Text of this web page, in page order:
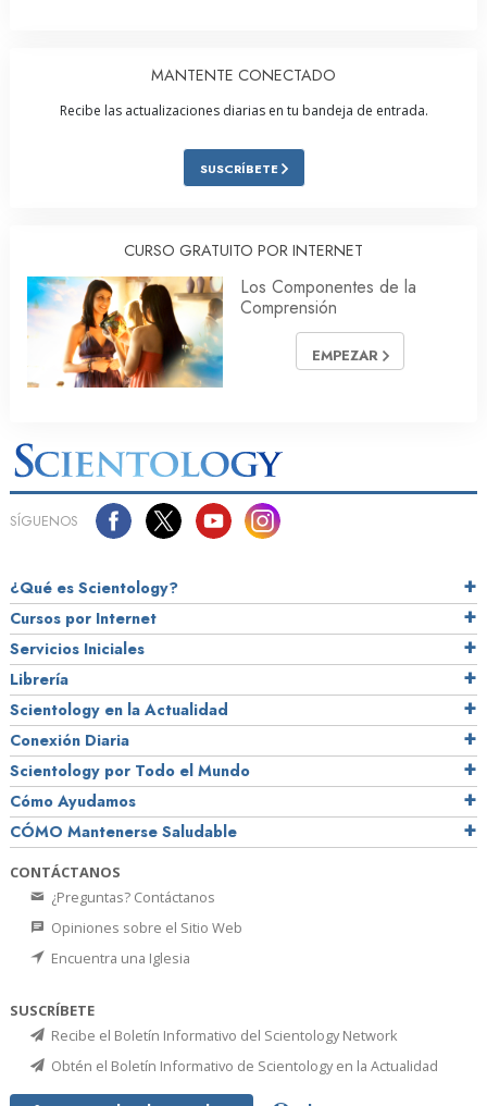
MANTENTE CONECTADO
Recibe las actualizaciones diarias en tu bandeja de entrada.
SUSCRÍBETE
CURSO GRATUITO POR INTERNET
Los Componentes de la
Comprensión
EMPEZAR
SÍGUENOS
¿Qué es Scientology?
Cursos por Internet
Servicios Iniciales
Librería
Scientology en la Actualidad
Conexión Diaria
Scientology por Todo el Mundo
Cómo Ayudamos
CÓMO Mantenerse Saludable
CONTÁCTANOS
¿Preguntas? Contáctanos
Opiniones sobre el Sitio Web
Encuentra una Iglesia
SUSCRÍBETE
Recibe el Boletín Informativo del Scientology Network
Obtén el Boletín Informativo de Scientology en la Actualidad